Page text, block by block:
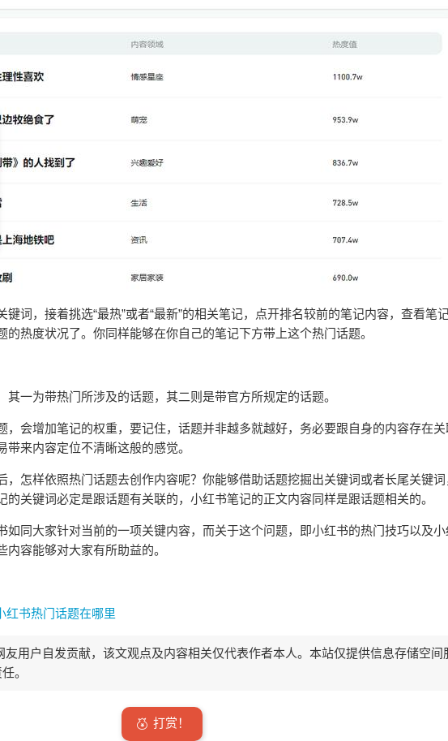
词，接着挑选“最热”或者“最新”的相关笔记，点开排名较前的笔记内容，查看笔
热度状况了。你同样能够在你自己的笔记下方带上这个热门话题。
一为带热门所涉及的话题，其二则是带官方所规定的话题。
，会增加笔记的权重，要记住，话题并非越多就越好，务必要跟自身的内容存在
来内容定位不清晰这般的感觉。
，怎样依照热门话题去创作内容呢？你能够借助话题挖掘出关键词或者长尾关键
关键词必定是跟话题有关联的，小红书笔记的正文内容同样是跟话题相关的。
如同大家针对当前的一项关键内容，而关于这个问题，即小红书的热门技巧以及
容能够对大家有所助益的。
红书热门话题在哪里
友用户自发贡献，该文观点及内容相关仅代表作者本人。本站仅提供信息存储空间
。
打赏！